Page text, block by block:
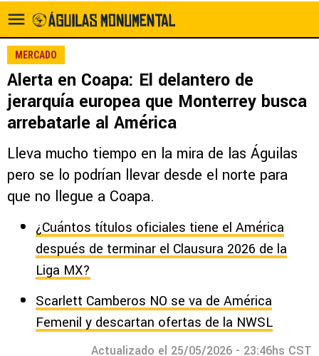
MERCADO
Alerta en Coapa: El delantero de
jerarquía europea que Monterrey busca
arrebatarle al América
Lleva mucho tiempo en la mira de las Águilas
pero se lo podrían llevar desde el norte para
que no llegue a Coapa.
¿Cuántos títulos oficiales tiene el América
después de terminar el Clausura 2026 de la
Liga MX?
Scarlett Camberos NO se va de América
Femenil y descartan ofertas de la NWSL
Actualizado el 25/05/2026 - 23:46hs CST